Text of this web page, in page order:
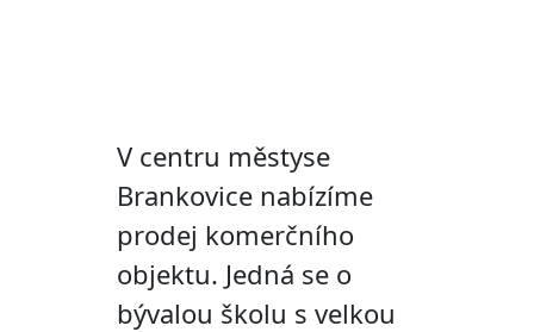
V centru městyse
Brankovice nabízíme
prodej komerčního
objektu. Jedná se o
bývalou školu s velkou